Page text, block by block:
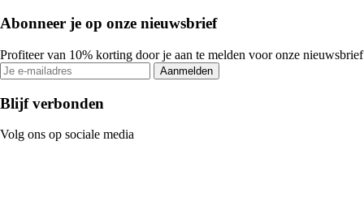
Abonneer je op onze nieuwsbrief
Profiteer van 10% korting door je aan te melden voor onze nieuwsbrief
Aanmelden
Blijf verbonden
Volg ons op sociale media